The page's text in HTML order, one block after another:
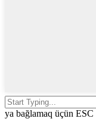
ya bağlamaq üçün ESC